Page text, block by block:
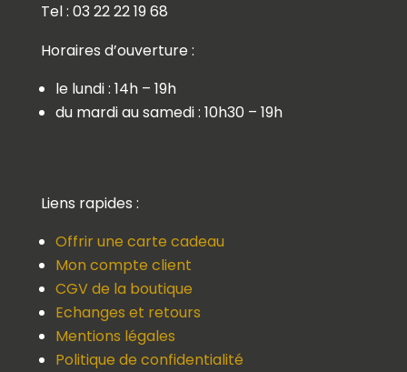
Tel : 03 22 22 19 68
Horaires d’ouverture :
le lundi : 14h – 19h
du mardi au samedi : 10h30 – 19h
Liens rapides :
Offrir une carte cadeau
Mon compte client
CGV de la boutique
Echanges et retours
Mentions légales
Politique de confidentialité